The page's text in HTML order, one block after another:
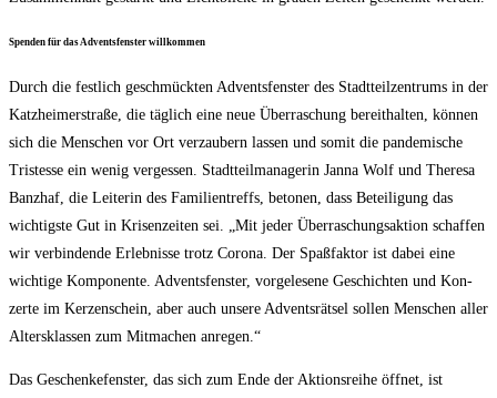
Spen­den für das Advents­fens­ter willkommen
Durch die fest­lich geschmück­ten Advents­fens­ter des Stadt­teil­zen­trums in der
Katz­hei­mer­stra­ße, die täg­lich eine neue Über­ra­schung bereit­hal­ten, kön­nen
sich die Men­schen vor Ort ver­zau­bern las­sen und somit die pan­de­mi­sche
Tris­tesse ein wenig ver­ges­sen. Stadt­teil­ma­na­ge­rin Jan­na Wolf und The­re­sa
Banz­haf, die Lei­te­rin des Fami­li­en­treffs, beto­nen, dass Betei­li­gung das
wich­tigs­te Gut in Kri­sen­zei­ten sei. „Mit jeder Über­ra­schungs­ak­ti­on schaf­fen
wir ver­bin­den­de Erleb­nis­se trotz Coro­na. Der Spaß­fak­tor ist dabei eine
wich­ti­ge Kom­po­nen­te. Advents­fens­ter, vor­ge­le­se­ne Geschich­ten und Kon­
zer­te im Ker­zen­schein, aber auch unse­re Advents­rät­sel sol­len Men­schen aller
Alters­klas­sen zum Mit­ma­chen anregen.“
Das Geschen­ke­fens­ter, das sich zum Ende der Akti­ons­rei­he öff­net, ist